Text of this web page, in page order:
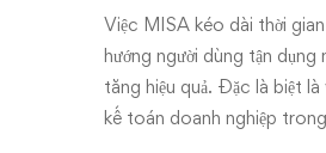
Việc MISA kéo dài thời
hướng người dùng tận
tăng hiệu quả. Đặc là biệt
kế toán doanh nghiệp